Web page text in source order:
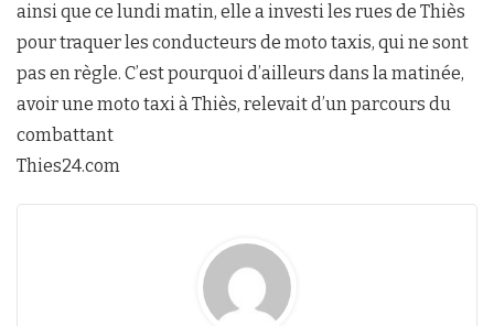
ainsi que ce lundi matin, elle a investi les rues de Thiès
pour traquer les conducteurs de moto taxis, qui ne sont
pas en règle. C’est pourquoi d’ailleurs dans la matinée,
avoir une moto taxi à Thiès, relevait d’un parcours du
combattant
Thies24.com